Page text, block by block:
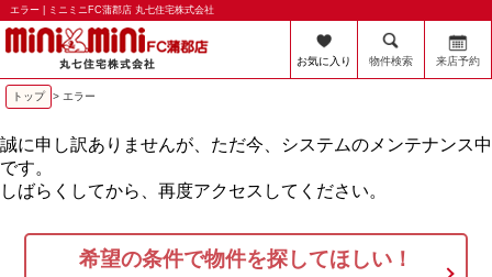
エラー | ミニミニFC蒲郡店 丸七住宅株式会社
お気に入り 物件検索 来店予約
トップ > エラー
誠に申し訳ありませんが、ただ今、システムのメンテナンス中
です。
しばらくしてから、再度アクセスしてください。
希望の条件で物件を探してほしい！